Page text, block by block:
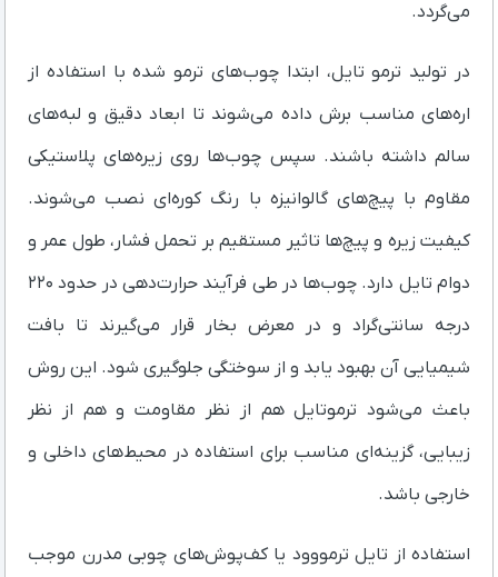
می‌گردد.
در تولید ترمو تایل، ابتدا چوب‌های ترمو شده با استفاده از
اره‌های مناسب برش داده می‌شوند تا ابعاد دقیق و لبه‌های
سالم داشته باشند. سپس چوب‌ها روی زیره‌های پلاستیکی
مقاوم با پیچ‌های گالوانیزه با رنگ کوره‌ای نصب می‌شوند.
کیفیت زیره و پیچ‌ها تاثیر مستقیم بر تحمل فشار، طول عمر و
دوام تایل دارد. چوب‌ها در طی فرآیند حرارت‌دهی در حدود ۲۲۰
درجه سانتی‌گراد و در معرض بخار قرار می‌گیرند تا بافت
شیمیایی آن بهبود یابد و از سوختگی جلوگیری شود. این روش
باعث می‌شود ترموتایل هم از نظر مقاومت و هم از نظر
زیبایی، گزینه‌ای مناسب برای استفاده در محیط‌های داخلی و
خارجی باشد.
استفاده از تایل ترمووود یا کف‌پوش‌های چوبی مدرن موجب